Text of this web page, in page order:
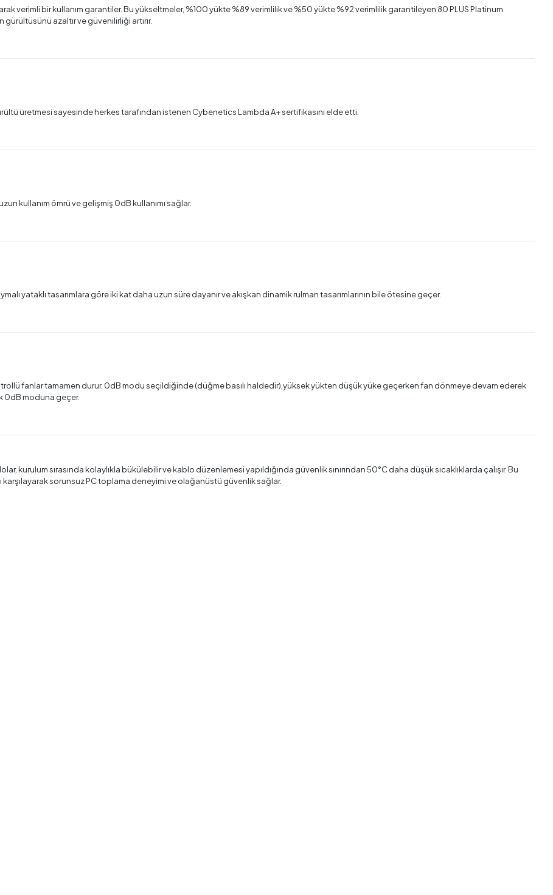
verimli bir kullanım garantiler. Bu yükseltmeler, %100 yükte %89 verimlilik ve %50 yükte %92 verimlilik garantileyen 80 PLUS Platinum
gürültüsünü azaltır ve güvenilirliği artırır.
üretmesi sayesinde herkes tarafından istenen Cybenetics Lambda A+ sertifikasını elde etti.
kullanım ömrü ve gelişmiş 0dB kullanımı sağlar.
yataklı tasarımlara göre iki kat daha uzun süre dayanır ve akışkan dinamik rulman tasarımlarının bile ötesine geçer.
fanlar tamamen durur. 0dB modu seçildiğinde (düğme basılı haldedir),yüksek yükten düşük yüke geçerken fan dönmeye devam ederek
0dB moduna geçer.
kurulum sırasında kolaylıkla bükülebilir ve kablo düzenlemesi yapıldığında güvenlik sınırından 50°C daha düşük sıcaklıklarda çalışır. Bu
karşılayarak sorunsuz PC toplama deneyimi ve olağanüstü güvenlik sağlar.